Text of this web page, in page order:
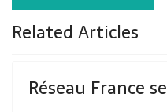
Related Articles
Réseau France